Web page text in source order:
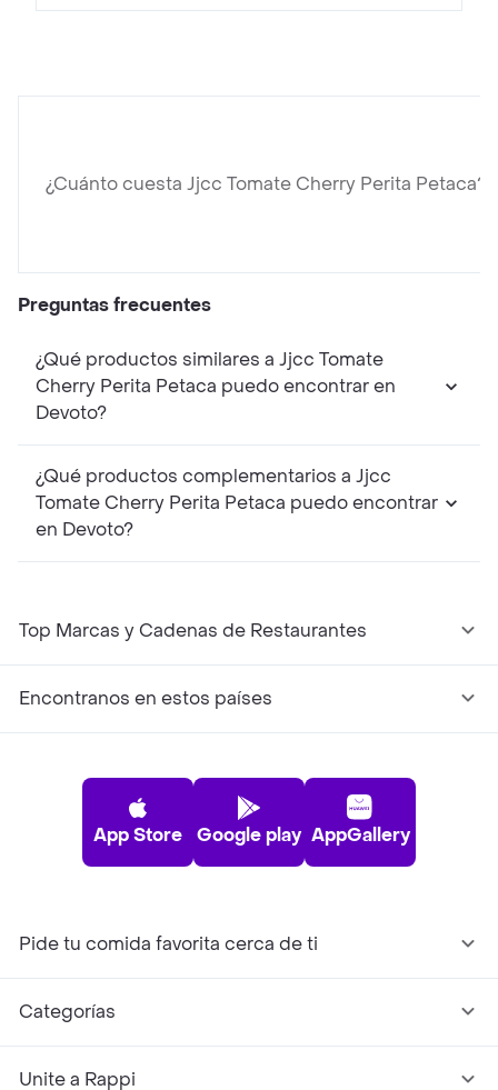
¿Cuánto cuesta Jjcc Tomate Cherry Perita Petaca?
Preguntas frecuentes
¿Qué productos similares a Jjcc Tomate
Cherry Perita Petaca puedo encontrar en
Devoto?
¿Qué productos complementarios a Jjcc
Tomate Cherry Perita Petaca puedo encontrar
en Devoto?
Top Marcas y Cadenas de Restaurantes
Encontranos en estos países
App Store Google play AppGallery
Pide tu comida favorita cerca de ti
Categorías
Unite a Rappi